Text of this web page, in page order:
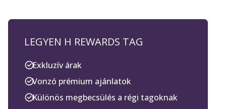
LEGYEN H REWARDS TAG
Exkluzív árak
Vonzó prémium ajánlatok
Különös megbecsülés a régi tagoknak